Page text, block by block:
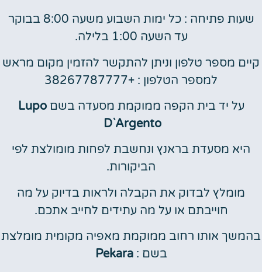
שעות פתיחה : כל ימות השבוע משעה 8:00 בבוקר
עד השעה 1:00 בלילה.
קיים מספר טלפון וניתן להתקשר להזמין מקום מראש
למספר הטלפון : +38267787777
על יד בית הקפה ממוקמת מסעדה בשםLupo
D`Argento
היא מסעדת בראנץ ונחשבת לפחות מומולצת לפי
הביקורות.
מומלץ לבדוק את הקבלה ולראות בדיוק על מה
חוייבתם או על מה עתידים לחייב אתכם.
בהמשך אותו רחוב ממוקמת מאפיה מקומית מומלצת
בשם :Pekara